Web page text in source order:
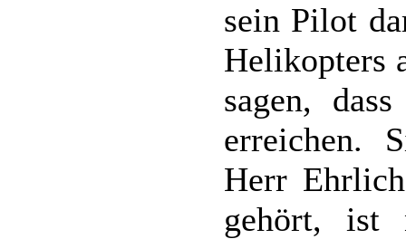
sein Pilot
Helikopters
sagen,
erreichen.
Herr
gehört, ist